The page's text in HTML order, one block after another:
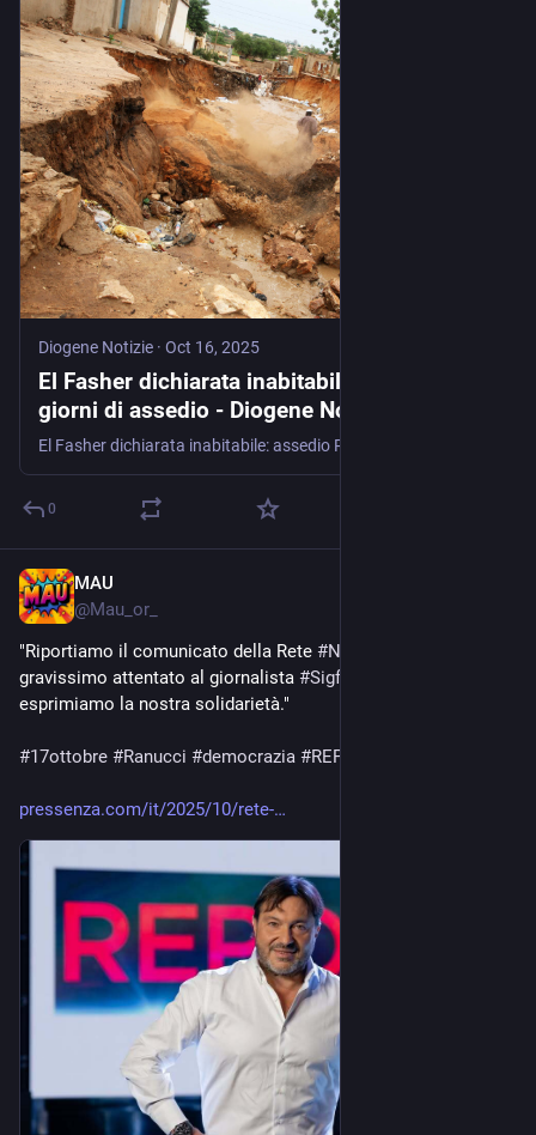
Diogene Notizie · Oct 16, 2025
El Fasher dichiarata inabitabile dopo 500
giorni di assedio - Diogene Notizie
0
MAU
@Mau_or_
"Riportiamo il comunicato della Rete #NoBavaglio
gravissimo attentato al giornalista #SigfridoRanucci
esprimiamo la nostra solidarietà."
#17ottobre #Ranucci #democrazia #REPORT
pressenza.com/it/2025/10/rete-